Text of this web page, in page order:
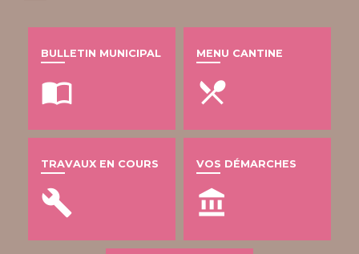
BULLETIN MUNICIPAL
import_contacts
MENU CANTINE
local_dining
TRAVAUX EN COURS
build
VOS DÉMARCHES
account_balance